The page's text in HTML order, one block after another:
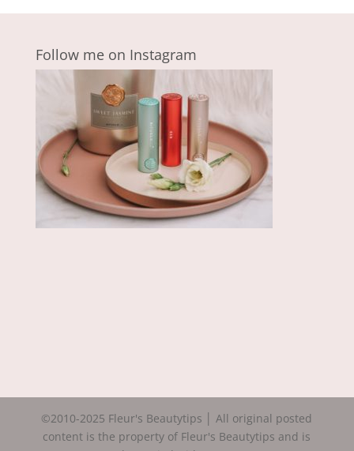
Follow me on Instagram
©2010-2025 Fleur's Beautytips │ All original posted
content is the property of Fleur's Beautytips and is